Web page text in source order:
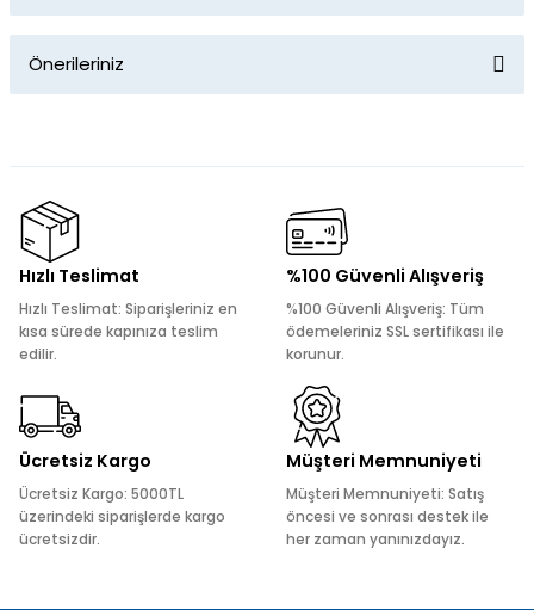
Önerileriniz
kullanarak tarafımıza iletebilirsiniz.
Görüş ve önerileriniz için teşekkür ederiz.
Ürün resmi kalitesiz, bozuk veya görüntülenemiyor.
Ürün bilgilerinde hatalar bulunuyor.
Ürün fiyatı diğer sitelerden daha pahalı.
Bu ürüne benzer farklı alternatifler olmalı.
Hızlı Teslimat
Hızlı Teslimat: Siparişleriniz en
kısa sürede kapınıza teslim
edilir.
%100 Güvenli Alışveriş
%100 Güvenli Alışveriş: Tüm
ödemeleriniz SSL sertifikası ile
korunur.
Ücretsiz Kargo
Ücretsiz Kargo: 5000TL
üzerindeki siparişlerde kargo
ücretsizdir.
Müşteri Memnuniyeti
Müşteri Memnuniyeti: Satış
öncesi ve sonrası destek ile
her zaman yanınızdayız.